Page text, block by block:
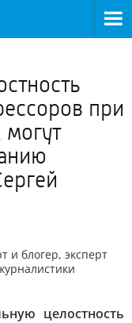
при
и блогер, эксперт
целостность